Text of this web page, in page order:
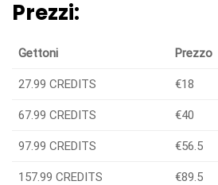
Prezzi:
Gettoni Prezzo
27.99 CREDITS €18
67.99 CREDITS €40
97.99 CREDITS €56.5
157.99 CREDITS €89.5